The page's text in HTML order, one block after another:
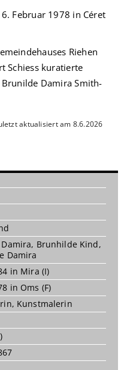
Februar 1978 in Céret
Riehen
Schiess kuratierte
Damira Smith-
aktualisiert am 8.6.2026
Brunhilde Kind,
Damira
in Mira (I)
in Oms (F)
, Kunstmalerin